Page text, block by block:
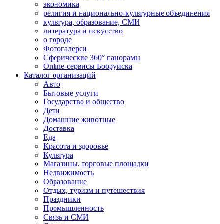
экономика
религия и национально-культурные объединения
культура, образование, СМИ
литература и искусство
о городе
Фотогалереи
Сферические 360° панорамы
Online-сервисы Бобруйска
Каталог организаций
Авто
Бытовые услуги
Государство и общество
Дети
Домашние животные
Доставка
Еда
Красота и здоровье
Культура
Магазины, торговые площадки
Недвижимость
Образование
Отдых, туризм и путешествия
Праздники
Промышленность
Связь и СМИ